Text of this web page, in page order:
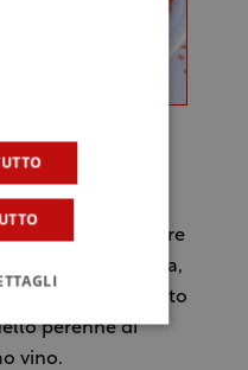
altro classico sempre
una zuppa ristretta,
il valore aggiunto
perenne di
vino.